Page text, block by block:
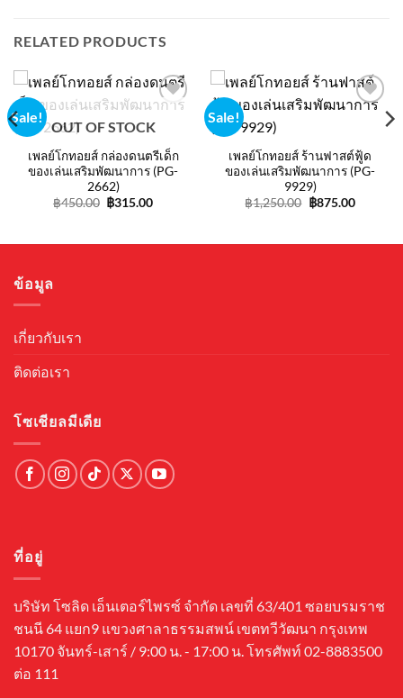
RELATED PRODUCTS
Sale!
wishlist
OUT OF STOCK
เพลย์โกทอยส์ กล่องดนตรีเด็ก
ของเล่นเสริมพัฒนาการ (PG-
2662)
฿450.00 Original
price
฿315.00Current
Sale!
เพลย์โกทอยส์ ร้านฟาสต์ฟู้ด
ของเล่นเสริมพัฒนาการ (PG-
9929)
฿1,250.00 Original
price
฿875.00Current
ข้อมูล
เกี่ยวกับเรา
ติดต่อเรา
โซเชียลมีเดีย
ที่อยู่
บริษัท โซลิด เอ็นเตอร์ไพรซ์ จำกัด เลขที่ 63/401 ซอยบรมราช
ชนนี 64 แยก9 แขวงศาลาธรรมสพน์ เขตทวีวัฒนา กรุงเทพ
10170 จันทร์-เสาร์ / 9:00 น. - 17:00 น. โทรศัพท์ 02-8883500
ต่อ 111